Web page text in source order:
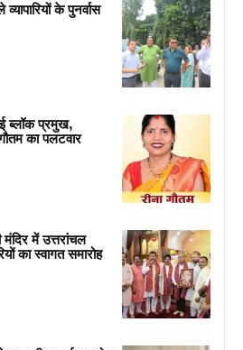
के पुनर्वास
ब्लॉक प्रमुख,
का पलटवार
में उत्तरांचल
का स्वागत समारोह